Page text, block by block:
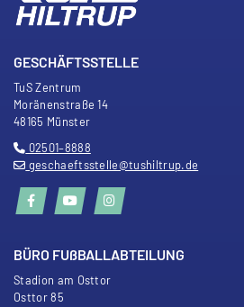
GESCHÄFTSSTELLE
TuS Zentrum
Moränenstraße 14
48165 Münster
02501–8888
geschaeftsstelle@tushiltrup.de
BÜRO FUßBALLABTEILUNG
Stadion am Osttor
Osttor 85